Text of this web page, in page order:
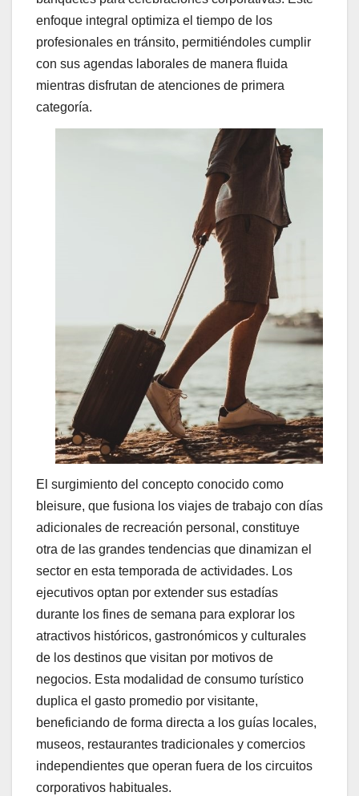
enfoque integral optimiza el tiempo de los
profesionales en tránsito, permitiéndoles cumplir
con sus agendas laborales de manera fluida
mientras disfrutan de atenciones de primera
categoría.
El surgimiento del concepto conocido como
bleisure, que fusiona los viajes de trabajo con días
adicionales de recreación personal, constituye
otra de las grandes tendencias que dinamizan el
sector en esta temporada de actividades. Los
ejecutivos optan por extender sus estadías
durante los fines de semana para explorar los
atractivos históricos, gastronómicos y culturales
de los destinos que visitan por motivos de
negocios. Esta modalidad de consumo turístico
duplica el gasto promedio por visitante,
beneficiando de forma directa a los guías locales,
museos, restaurantes tradicionales y comercios
independientes que operan fuera de los circuitos
corporativos habituales.